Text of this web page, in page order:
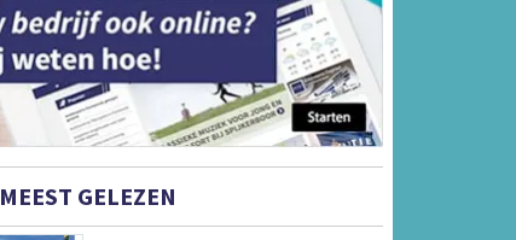
MEEST GELEZEN